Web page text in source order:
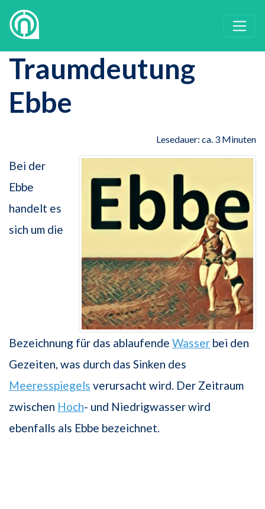
Traumdeutung
Ebbe
Lesedauer: ca. 3 Minuten
Bei der
Ebbe
handelt es
sich um die
Bezeichnung für das ablaufende Wasser bei den
Gezeiten, was durch das Sinken des
Meeresspiegels verursacht wird. Der Zeitraum
zwischen Hoch- und Niedrigwasser wird
ebenfalls als Ebbe bezeichnet.